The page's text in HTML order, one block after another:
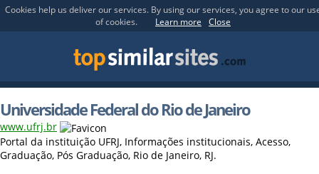
Cookies help us deliver our services. By using our services, you agree to our
of cookies.
Learn more Close
Universidade Federal do Rio de Janeiro
www.ufrj.br
Portal da instituição UFRJ, Informações institucionais, Acesso,
Graduação, Pós Graduação, Rio de Janeiro, RJ.